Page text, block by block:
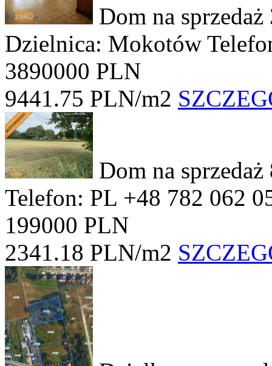
Dom na sprzedaż
Dzielnica: Mokotów
3890000 PLN
9441.75 PLN/m2
Dom na sprzedaż
Telefon: PL +48 782 062
199000 PLN
2341.18 PLN/m2